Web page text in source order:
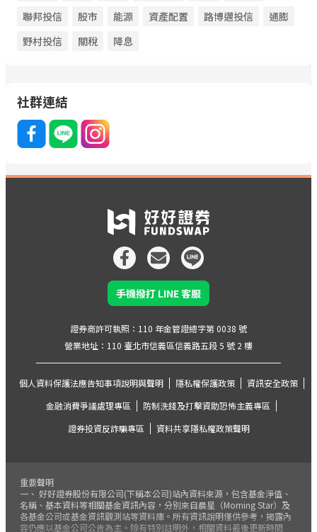
聯邦投信
股市 能源 資產配置 路博邁投信
通膨
野村投信
關稅 降息
社群連結
手機撥打 LINE 客服
證券商許可執照：110 年金管證總字第 0038 號
個人資料保護法應告知事項說明與聲明 隱私權保護政策
資訊安全政策
金融消費爭議處理專區
防制洗錢及打擊資助恐怖主義專區
證券投資反詐騙專區
資料共享隱私權政策聲明
營業地址：110 臺北市信義區信義路五段 5 號 2 樓
重要聲明
一、 好好證券股份有限公司(下稱本公司)站內資料來源，包含基金淨值、
名稱、基本資料等相關基金資訊內容，分別來自晨星（Morning Star）及
各基金公司或基金資訊觀測站等資料庫。所有資訊說明僅供參考，揭露內
容仍應以基金公司公告為主。除有特別註明外，相關資料最後更新時間